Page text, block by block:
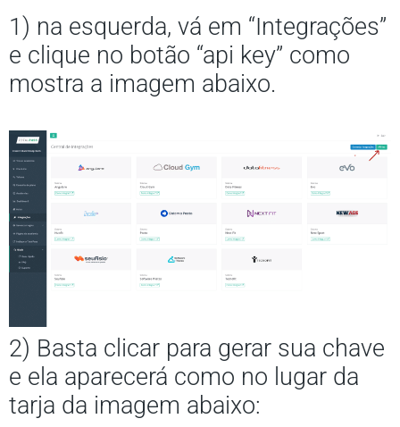
1) na esquerda, vá em “Integrações”
e clique no botão “api key” como
mostra a imagem abaixo.
2) Basta clicar para gerar sua chave
e ela aparecerá como no lugar da
tarja da imagem abaixo: